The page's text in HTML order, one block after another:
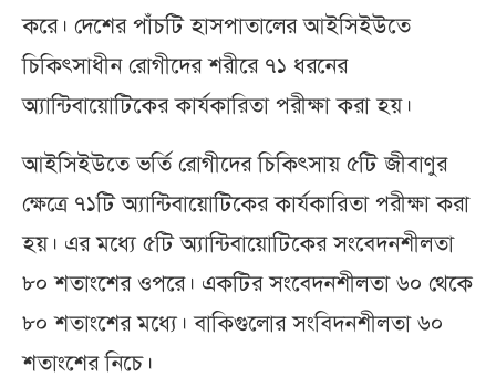
করে। দেশের পাঁচটি হাসপাতালের আইসিইউতে
চিকিৎসাধীন রোগীদের শরীরে ৭১ ধরনের
অ্যান্টিবায়োটিকের কার্যকারিতা পরীক্ষা করা হয়।
আইসিইউতে ভর্তি রোগীদের চিকিৎসায় ৫টি জীবাণুর
ক্ষেত্রে ৭১টি অ্যান্টিবায়োটিকের কার্যকারিতা পরীক্ষা করা
হয়। এর মধ্যে ৫টি অ্যান্টিবায়োটিকের সংবেদনশীলতা
৮০ শতাংশের ওপরে। একটির সংবেদনশীলতা ৬০ থেকে
৮০ শতাংশের মধ্যে। বাকিগুলোর সংবিদনশীলতা ৬০
শতাংশের নিচে।